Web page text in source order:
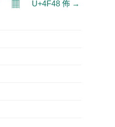
𝄜 U+4F48 佈 →